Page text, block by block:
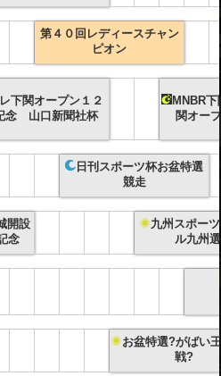
第４０回レディースチャン
ピオン
下関オープン１２
念 山口新聞社杯
MNBR下
関オー
日刊スポーツ杯お盆特選
競走
開設
念
九州スポー
ル九州
お盆特選?がばい
戦?